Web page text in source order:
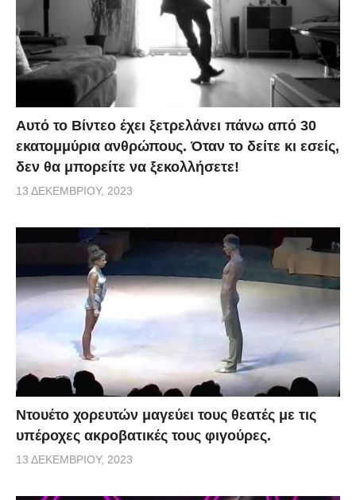
Αυτό το Βίντεο έχει ξετρελάνει πάνω από 30
εκατομμύρια ανθρώπους. Όταν το δείτε κι εσείς,
δεν θα μπορείτε να ξεκολλήσετε!
13 ΔΕΚΕΜΒΡΊΟΥ, 2023
Ντουέτο χορευτών μαγεύει τους θεατές με τις
υπέροχες ακροβατικές τους φιγούρες.
13 ΔΕΚΕΜΒΡΊΟΥ, 2023